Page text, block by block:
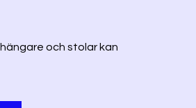
och stolar kan